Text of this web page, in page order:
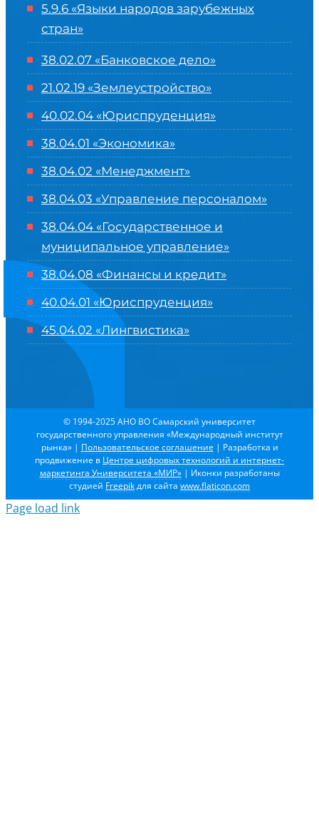
5.9.6 «Языки народов зарубежных
стран»
38.02.07 «Банковское дело»
21.02.19 «Землеустройство»
40.02.04 «Юриспруденция»
38.04.01 «Экономика»
38.04.02 «Менеджмент»
38.04.03 «Управление персоналом»
38.04.04 «Государственное и
муниципальное управление»
38.04.08 «Финансы и кредит»
40.04.01 «Юриспруденция»
45.04.02 «Лингвистика»
© 1994-2025 АНО ВО Самарский университет
государственного управления «Международный институт
рынка» | Пользовательское соглашение | Разработка и
продвижение в Центре цифровых технологий и интернет-
маркетинга Университета «МИР»| Иконки разработаны
студией Freepikдля сайта www.flaticon.com
Page load link